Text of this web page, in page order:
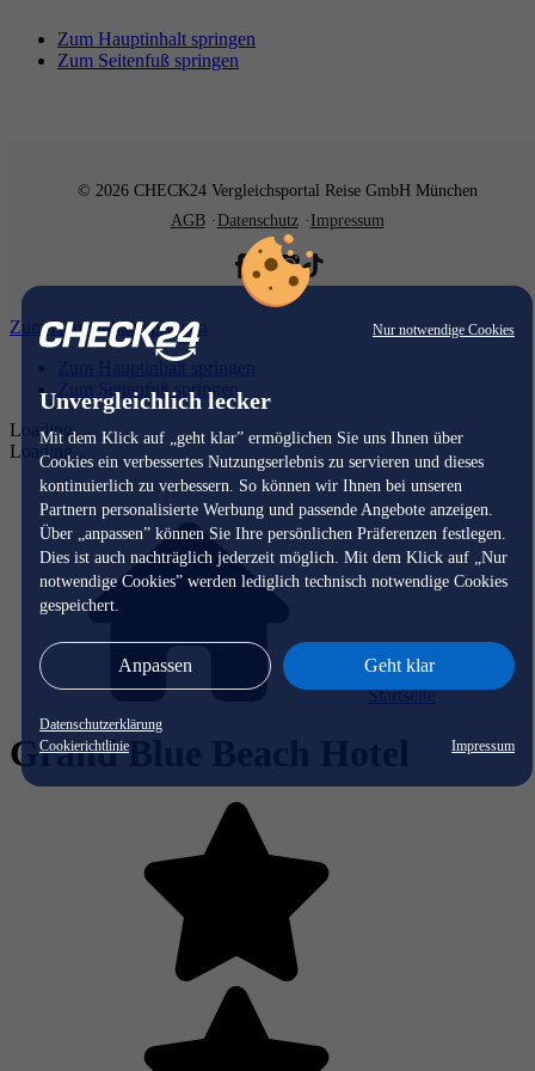
Nur notwendige Cookies
Unvergleichlich lecker
Mit dem Klick auf „geht klar” ermöglichen Sie uns Ihnen über
Cookies ein verbessertes Nutzungserlebnis zu servieren und dieses
kontinuierlich zu verbessern. So können wir Ihnen bei unseren
Partnern personalisierte Werbung und passende Angebote anzeigen.
Über „anpassen” können Sie Ihre persönlichen Präferenzen festlegen.
Dies ist auch nachträglich jederzeit möglich. Mit dem Klick auf „Nur
notwendige Cookies” werden lediglich technisch notwendige Cookies
gespeichert.
Anpassen Geht klar
Datenschutzerklärung
Cookierichtlinie
Impressum
Zum Hauptinhalt springen
Zum Seitenfuß springen
© 2026 CHECK24 Vergleichsportal Reise GmbH München
AGB
Datenschutz Impressum
Zum Hauptinhalt springen
Zum Hauptinhalt springen
Zum Seitenfuß springen
Loading...
Loading...
Startseite
Grand Blue Beach Hotel